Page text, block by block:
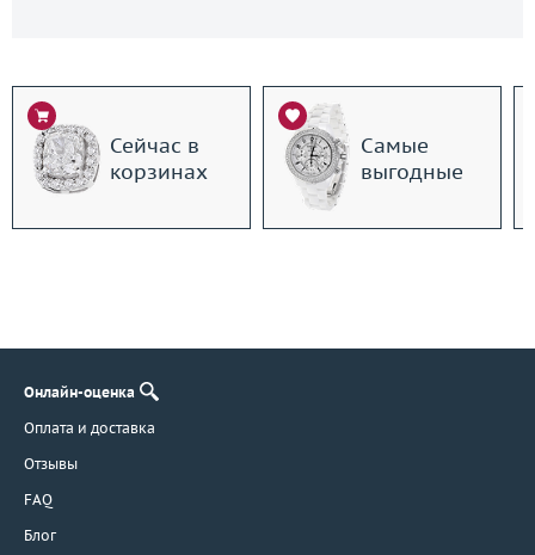
Сейчас в
корзинах
Самые
выгодные
Онлайн-оценка
Оплата и доставка
Отзывы
FAQ
Блог